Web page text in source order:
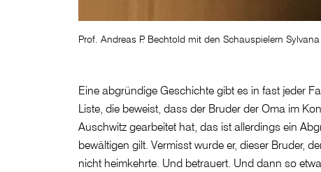
Prof. Andreas P. Bechtold mit den Schauspielern
Eine abgründige Geschichte gibt es in fast jeder
Liste, die beweist, dass der Bruder der Oma im
Auschwitz gearbeitet hat, das ist allerdings ein
bewältigen gilt. Vermisst wurde er, dieser Bruder,
nicht heimkehrte. Und betrauert. Und dann so